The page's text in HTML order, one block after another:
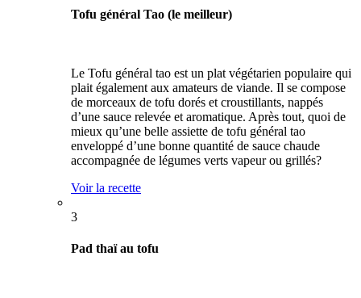
Tofu général Tao (le meilleur)
Le Tofu général tao est un plat végétarien populaire qui
plait également aux amateurs de viande. Il se compose
de morceaux de tofu dorés et croustillants, nappés
d’une sauce relevée et aromatique. Après tout, quoi de
mieux qu’une belle assiette de tofu général tao
enveloppé d’une bonne quantité de sauce chaude
accompagnée de légumes verts vapeur ou grillés?
Voir la recette
3
Pad thaï au tofu